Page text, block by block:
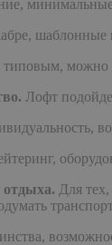
можно
Лофт
отдыха. Для